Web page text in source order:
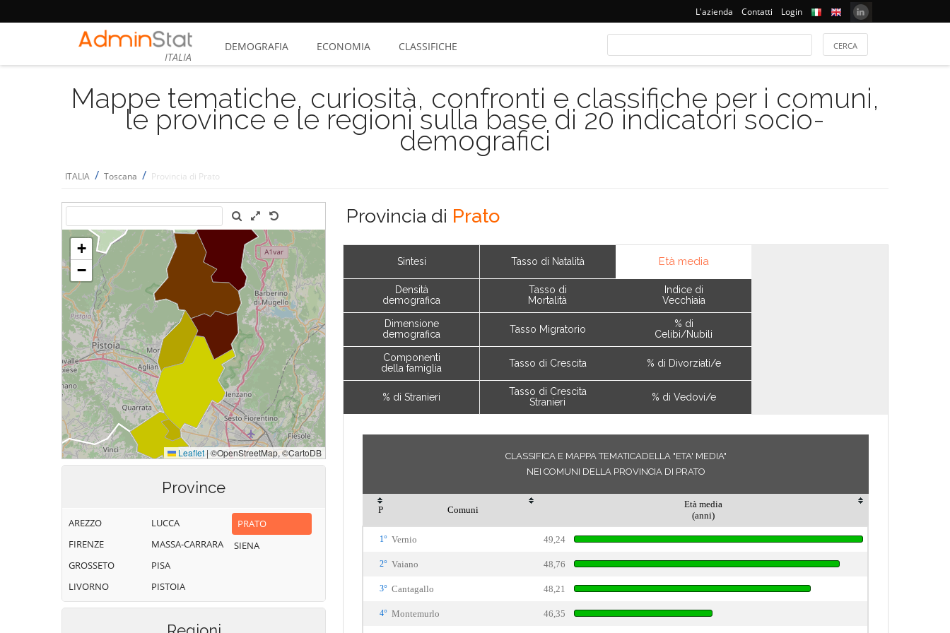
L'azienda Contatti Login
ITALIA
DEMOGRAFIA ECONOMIA CLASSIFICHE
Mappe tematiche, curiosità, confronti e classifiche per i comuni,
le province e le regioni sulla base di 20 indicatori socio-
demografici
ITALIA / Toscana / Provincia di Prato
Province
AREZZO
FIRENZE
GROSSETO
LIVORNO
LUCCA
MASSA-CARRARA
PISA
PISTOIA
PRATO
SIENA
Provincia di Prato
Sintesi
Densità
demografica
Dimensione
demografica
Componenti
della famiglia
% di Stranieri
Tasso di Natalità
Tasso di
Mortalità
Tasso Migratorio
Tasso di Crescita
Tasso di Crescita
Stranieri
Età media
Indice di
Vecchiaia
% di
Celibi/Nubili
% di Divorziati/e
% di Vedovi/e
CLASSIFICA E MAPPA TEMATICADELLA "ETA' MEDIA"
NEI COMUNI DELLA PROVINCIA DI PRATO
P Comuni
Età media
(anni)
1° Vernio 49,24
2° Vaiano 48,76
3° Cantagallo 48,21
4° Montemurlo 46,35